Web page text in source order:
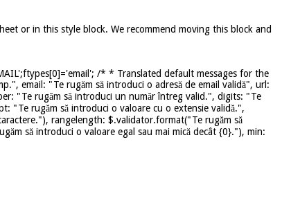
or in this style block. We recommend moving this block and
/* * Translated default messages for the
email: "Te rugăm să introduci o adresă de email validă", url:
"Te rugăm să introduci un număr întreg valid.", digits: "Te
"Te rugăm să introduci o valoare cu o extensie validă.",
rangelength: $.validator.format("Te rugăm să
să introduci o valoare egal sau mai mică decât {0}."), min: